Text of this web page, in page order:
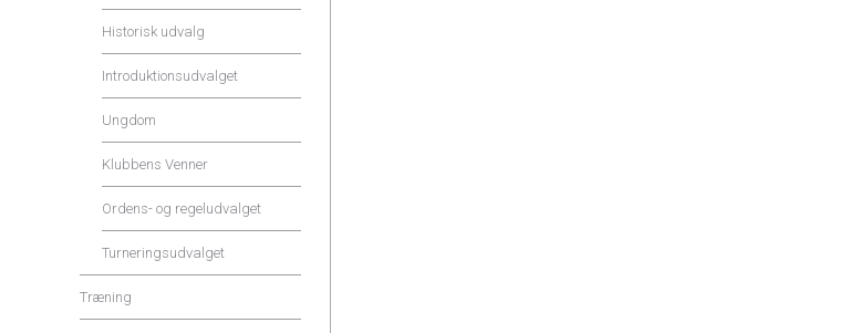
Historisk udvalg
Introduktionsudvalget
Ungdom
Klubbens Venner
Ordens- og regeludvalget
Turneringsudvalget
Træning